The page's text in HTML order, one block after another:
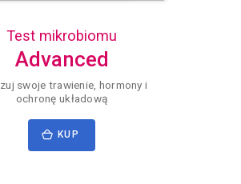
Test mikrobiomu
Advanced
swoje trawienie, hormony i
ochronę układową
KUP